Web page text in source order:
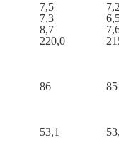
7,5
7,2
7,3
8,7
220,0
86 85
53,1